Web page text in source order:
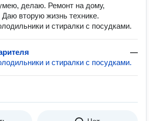
делаю. Ремонт на дому,
Даю вторую жизнь технике.
и стиралки с посудками.
—
и стиралки с посудками.